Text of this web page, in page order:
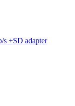
+SD adapter